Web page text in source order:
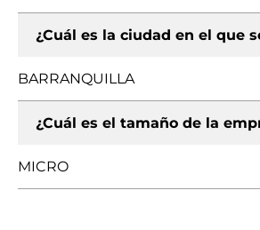
¿Cuál es la ciudad en el que
BARRANQUILLA
¿Cuál es el tamaño de la
MICRO